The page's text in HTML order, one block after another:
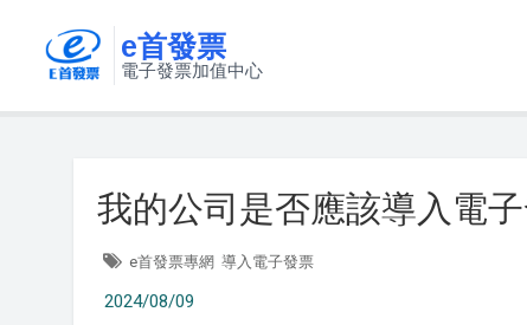
e首發票
電子發票加值中心
我的公司是否應該導入電子
e首發票專網 導入電子發票
2024/08/09